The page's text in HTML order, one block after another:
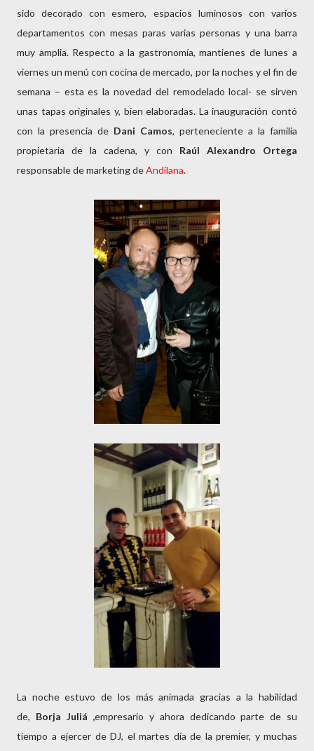
sido decorado con esmero, espacios luminosos con varios
departamentos con mesas paras varias personas y una barra
muy amplia. Respecto a la gastronomía, mantienes de lunes a
viernes un menú con cocina de mercado, por la noches y el fin de
semana – esta es la novedad del remodelado local- se sirven
unas tapas originales y, bien elaboradas. La inauguración contó
con la presencia de Dani Camos, perteneciente a la familia
propietaria de la cadena, y con Raúl Alexandro
Ortega
responsable de marketing deAndilana.
La noche estuvo de los más animada gracias a la habilidad
de, Borja Juliá ,empresario y ahora dedicando parte de su
tiempo a ejercer de DJ, el martes día de la premier, y muchas